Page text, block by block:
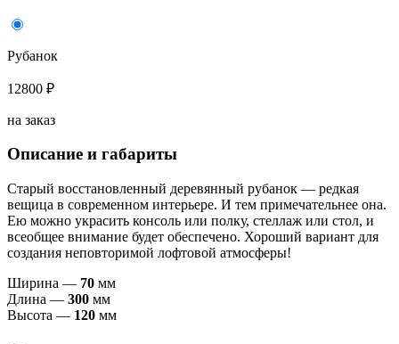
Рубанок
12800 ₽
на заказ
Описание и габариты
Старый восстановленный деревянный рубанок — редкая
вещица в современном интерьере. И тем примечательнее она.
Ею можно украсить консоль или полку, стеллаж или стол, и
всеобщее внимание будет обеспечено. Хороший вариант для
создания неповторимой лофтовой атмосферы!
Ширина — 70 мм
Длина — 300 мм
Высота — 120 мм